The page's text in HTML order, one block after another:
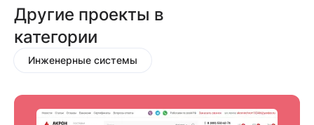
Другие проекты в
категории
Инженерные системы